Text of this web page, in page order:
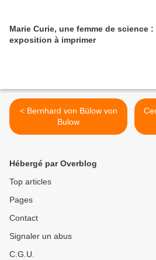
Marie Curie, une femme de science :
exposition à imprimer
< Bernhard von Bülow von
Bulow
Hébergé par Overblog
Top articles
Pages
Contact
Signaler un abus
C.G.U.